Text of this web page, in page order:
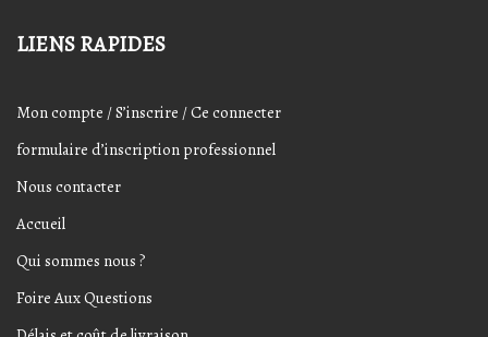
LIENS RAPIDES
Mon compte / S’inscrire / Ce connecter
formulaire d’inscription professionnel
Nous contacter
Accueil
Qui sommes nous ?
Foire Aux Questions